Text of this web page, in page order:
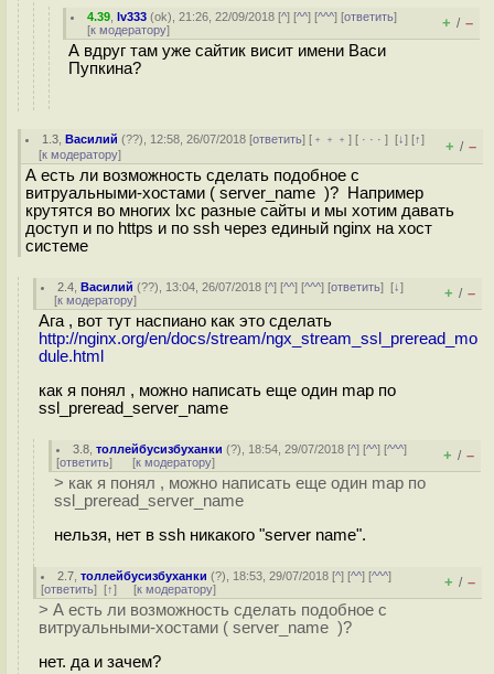
4.39 ,lv333 (ok), 21:26, 22/09/2018 [^] [^^] [^^^] [ответить]
[к модератору] + / –
А вдруг там уже сайтик висит имени Васи
Пупкина?
1.3 ,Василий (??), 12:58, 26/07/2018 [ответить] [ ﹢﹢﹢] [ · · ·][↓] [↑]
[к модератору] + / –
А есть ли возможность сделать подобное с
витруальными-хостами ( server_name )? Например
крутятся во многих lxc разные сайты и мы хотим давать
доступ и по https и по ssh через единый nginx на хост
системе
2.4 ,Василий (??), 13:04, 26/07/2018 [^] [^^] [^^^] [ответить][↓]
[к модератору] + / –
Ага , вот тут наспиано как это сделать
http://nginx.org/en/docs/stream/ngx_stream_ssl_preread_mo
dule.html
как я понял , можно написать еще один map по
ssl_preread_server_name
3.8 ,толлейбусизбуханки (?), 18:54, 29/07/2018 [^] [^^] [^^^]
[ответить] [к модератору] + / –
> как я понял , можно написать еще один map по
ssl_preread_server_name
нельзя, нет в ssh никакого "server name".
2.7 ,толлейбусизбуханки (?), 18:53, 29/07/2018 [^] [^^] [^^^]
[ответить] [↑] [к модератору] + / –
> А есть ли возможность сделать подобное с
витруальными-хостами ( server_name )?
нет. да и зачем?